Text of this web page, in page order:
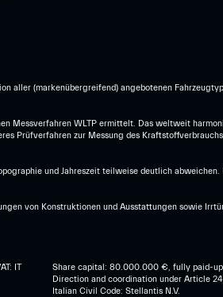
aller (markenübergreifend) angebotenen
Messverfahren WLTP ermittelt. Das weltweit
Prüfverfahren zur Messung des
und Jahreszeit teilweise deutlich
von Konstruktionen und Ausstattungen sowie
IT
Share capital: 80.000.000 €, fully paid-up
Direction and coordination under Article
Italian Civil Code: Stellantis N.V.